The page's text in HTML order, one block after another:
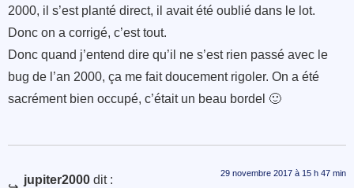
2000, il s’est planté direct, il avait été oublié dans le lot.
Donc on a corrigé, c’est tout.
Donc quand j’entend dire qu’il ne s’est rien passé avec le
bug de l’an 2000, ça me fait doucement rigoler. On a été
sacrément bien occupé, c’était un beau bordel 🙂
jupiter2000 dit : 29 novembre 2017 à 15 h 47 min